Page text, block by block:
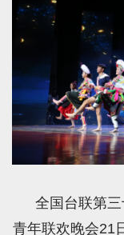
全国台联第
青年联欢晚会21